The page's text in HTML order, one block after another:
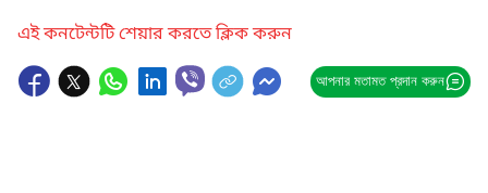
এই কনটেন্টটি শেয়ার করতে ক্লিক করুন
আপনার মতামত প্রদান করুন